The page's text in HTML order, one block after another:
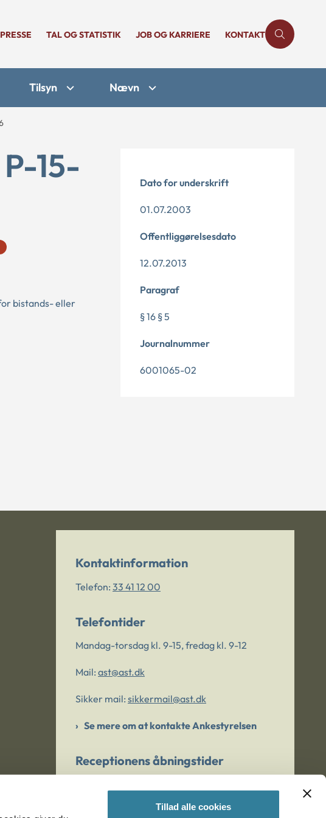
Tillad alle cookies
PRESSE TAL OG STATISTIK JOB OG KARRIERE KONTAKT
Tilsyn Nævn
15-
bistands- eller
Dato for underskrift
01.07.2003
Offentliggørelsesdato
12.07.2013
Paragraf
§ 16 § 5
Journalnummer
6001065-02
Kontaktinformation
Telefon: 33 41 12 00
Telefontider
Mandag-torsdag kl. 9-15, fredag kl. 9-12
Mail: ast@ast.dk
Sikker mail: sikkermail@ast.dk
Se mere om at kontakte Ankestyrelsen
Receptionens åbningstider